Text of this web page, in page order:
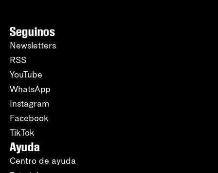
Seguinos
Newsletters
RSS
YouTube
WhatsApp
Instagram
Facebook
TikTok
Ayuda
Centro de ayuda